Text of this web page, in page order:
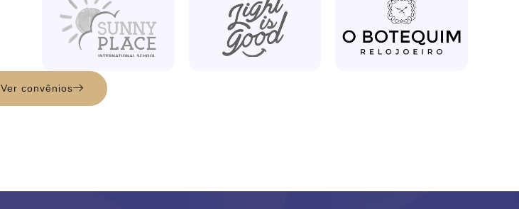
Ver convênios